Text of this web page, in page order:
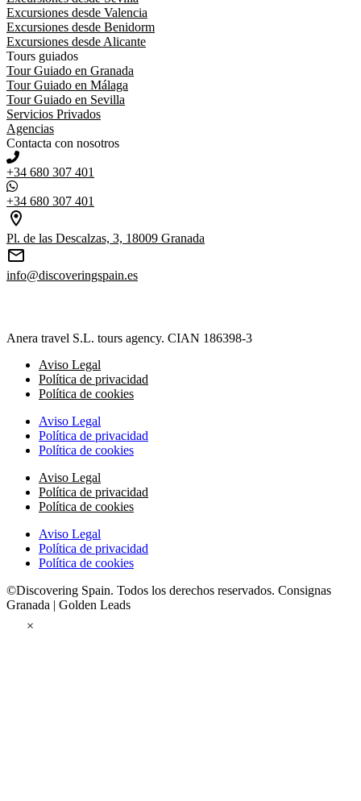
Excursiones desde Valencia
Excursiones desde Benidorm
Excursiones desde Alicante
Tours guiados
Tour Guiado en Granada
Tour Guiado en Málaga
Tour Guiado en Sevilla
Servicios Privados
Agencias
Contacta con nosotros
+34 680 307 401
+34 680 307 401
Pl. de las Descalzas, 3, 18009 Granada
info@discoveringspain.es
Anera travel S.L. tours agency. CIAN 186398-3
Aviso Legal
Política de privacidad
Política de cookies
Aviso Legal
Política de privacidad
Política de cookies
Aviso Legal
Política de privacidad
Política de cookies
Aviso Legal
Política de privacidad
Política de cookies
©Discovering Spain. Todos los derechos reservados. Consignas
Granada | Golden Leads
×